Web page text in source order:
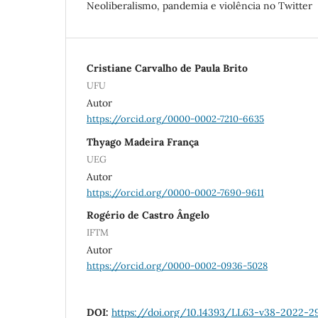
Neoliberalismo, pandemia e violência no Twitter
Cristiane Carvalho de Paula Brito
UFU
Autor
https://orcid.org/0000-0002-7210-6635
Thyago Madeira França
UEG
Autor
https://orcid.org/0000-0002-7690-9611
Rogério de Castro Ângelo
IFTM
Autor
https://orcid.org/0000-0002-0936-5028
DOI: https://doi.org/10.14393/LL63-v38-2022-